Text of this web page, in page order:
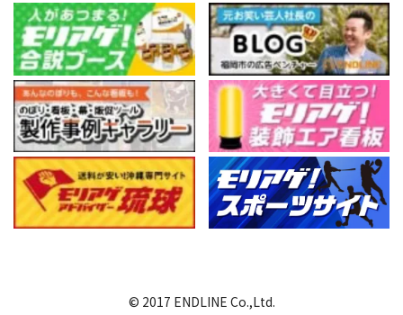
© 2017 ENDLINE Co.,Ltd.